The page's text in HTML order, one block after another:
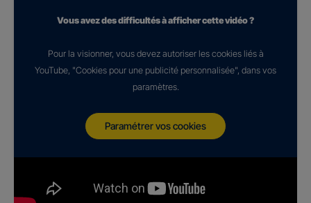
Vous avez des difficultés à afficher cette vidéo ?
Pour la visionner, vous devez autoriser les cookies liés à
YouTube, "Cookies pour une publicité personnalisée", dans vos
paramètres.
Paramétrer vos cookies